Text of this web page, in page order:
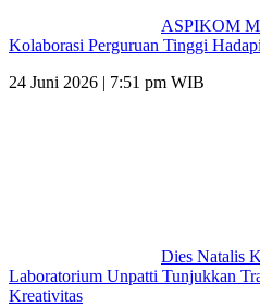
ASPIKOM
Kolaborasi Perguruan Tinggi
24 Juni 2026 | 7:51 pm WIB
Dies Natalis
Laboratorium Unpatti Tunjukkan
Kreativitas